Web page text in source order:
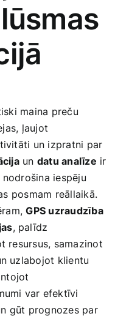
maina preču
ļaujot
un izpratni par
un datu analīze ir
iespēju
posmam reāllaikā.
GPS uzraudzība
, palīdz
resursus, samazinot⁢
uzlabojot klientu
var efektīvi​
gūt prognozes par